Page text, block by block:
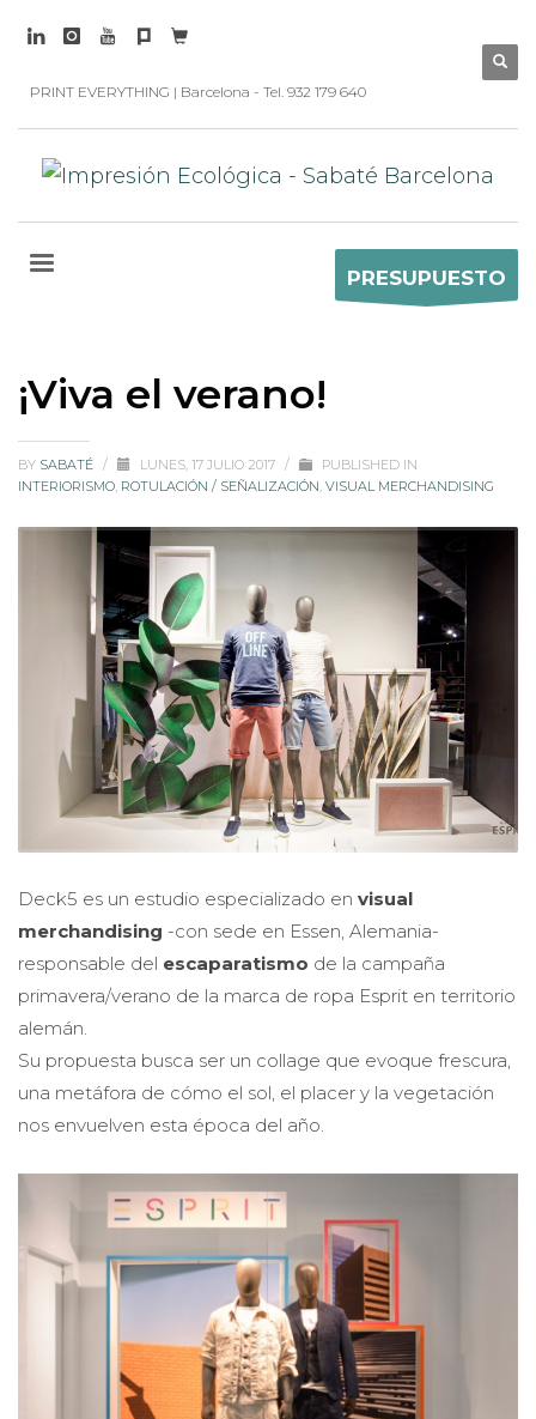
PRINT EVERYTHING | Barcelona - Tel. 932 179 640
PRESUPUESTO
¡Viva el verano!
BY SABATÉ / LUNES, 17 JULIO 2017 /
PUBLISHED IN
INTERIORISMO, ROTULACIÓN / SEÑALIZACIÓN, VISUAL MERCHANDISING
Deck5 es un estudio especializado en visual
merchandising -con sede en Essen, Alemania-
responsable del escaparatismo de la campaña
primavera/verano de la marca de ropa Esprit en territorio
alemán.
Su propuesta busca ser un collage que evoque frescura,
una metáfora de cómo el sol, el placer y la vegetación
nos envuelven esta época del año.